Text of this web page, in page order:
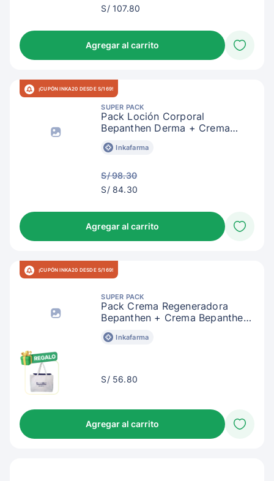
S/
S/ 107.80
Agregar al carrito
¡CUPÓN INKA20 DESDE S/169!
SUPER PACK
Pack Loción Corporal
Bepanthen Derma + Crema
Bepanthen Baby
Inkafarma
S/ 98.30
S/
S/ 84.30
Agregar al carrito
¡CUPÓN INKA20 DESDE S/169!
SUPER PACK
Pack Crema Regeneradora
Bepanthen + Crema Bepanthen
Inkafarma
S/
S/ 56.80
Agregar al carrito